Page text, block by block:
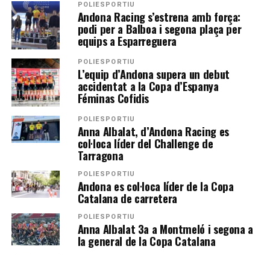
POLIESPORTIU
Andona Racing s’estrena amb força:
podi per a Balboa i segona plaça per
equips a Esparreguera
POLIESPORTIU
L’equip d’Andona supera un debut
accidentat a la Copa d’Espanya
Féminas Cofidis
POLIESPORTIU
Anna Albalat, d’Andona Racing es
col·loca líder del Challenge de
Tarragona
POLIESPORTIU
Andona es col·loca líder de la Copa
Catalana de carretera
POLIESPORTIU
Anna Albalat 3a a Montmeló i segona a
la general de la Copa Catalana